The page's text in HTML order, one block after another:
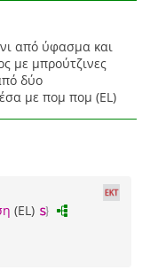
από ύφασμα και
με μπρούτζινες
δύο
με πομ πομ (EL)
(EL)